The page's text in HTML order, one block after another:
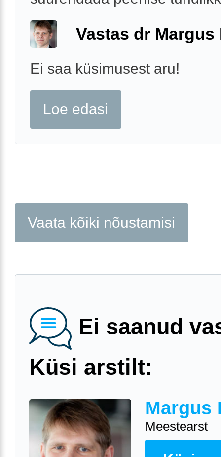
Vastas dr Margus
Ei saa küsimusest aru!
Loe edasi
Vaata kõiki nõustamisi
Ei saanud
Küsi arstilt:
Margus
Meestearst